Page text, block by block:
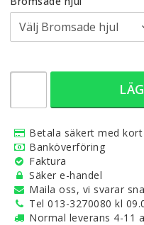
Betala säkert med kort
Banköverföring
Faktura
Säker e-handel
Maila oss, vi svarar
Tel 013-3270080 kl
Normal leverans 4-11